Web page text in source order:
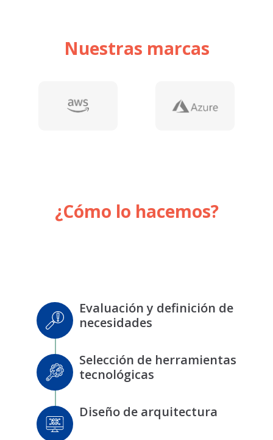
Nuestras marcas
¿Cómo lo hacemos?
Evaluación y definición de
necesidades
Selección de herramientas
tecnológicas
Diseño de arquitectura